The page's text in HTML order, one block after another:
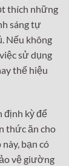
thích những
sáng tự
Nếu không
sử dụng
thế hiệu
định kỳ để
thức ăn cho
bạn có
vệ giường